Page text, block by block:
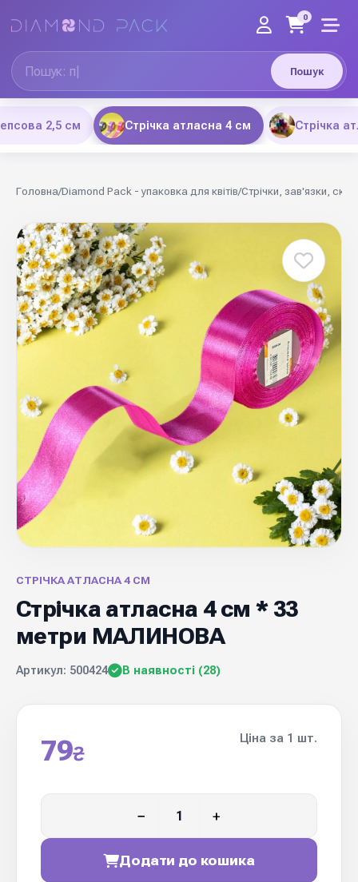
Пошук
0
2,5 см Стрічка атласна 4 см Стрічка
Головна/Diamond Pack - упаковка для квітів/Стрічки, зав'язки,
СТРІЧКА АТЛАСНА 4 СМ
Стрічка атласна 4 см * 33
метри МАЛИНОВА
Артикул: 500424 В наявності (28)
79₴
Ціна за 1 шт.
− +
Додати до кошика